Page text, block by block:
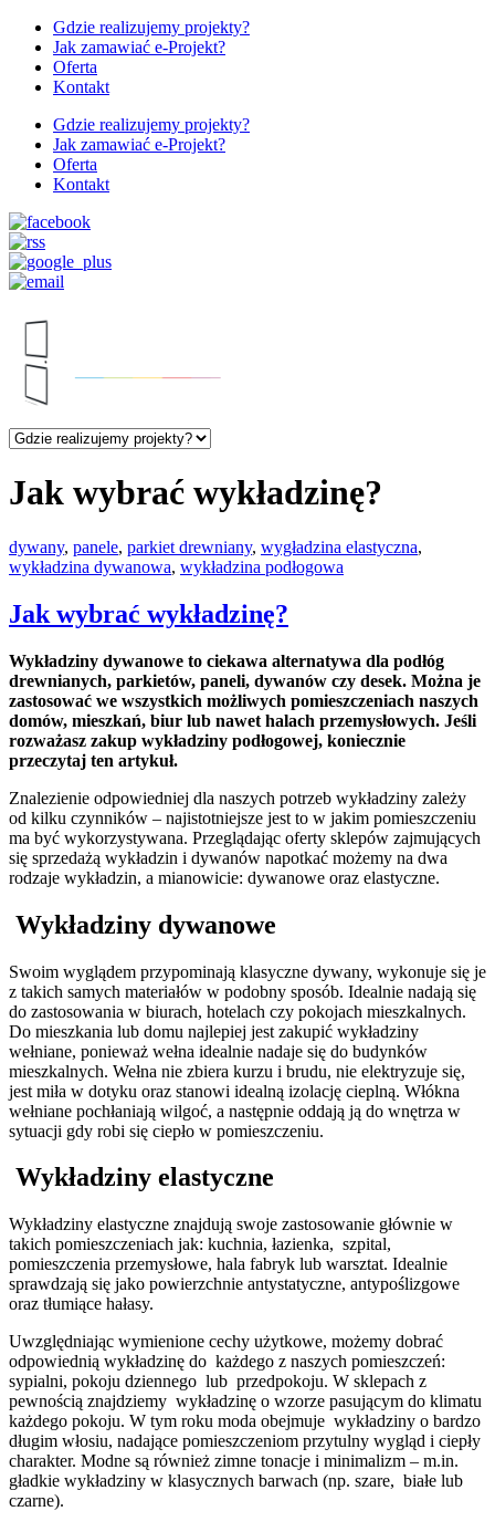
Gdzie realizujemy projekty?
Jak zamawiać e-Projekt?
Oferta
Kontakt
Gdzie realizujemy projekty?
Jak zamawiać e-Projekt?
Oferta
Kontakt
Jak wybrać wykładzinę?
dywany, panele, parkiet drewniany, wygładzina elastyczna,
wykładzina dywanowa, wykładzina podłogowa
Jak wybrać wykładzinę?
Wykładziny dywanowe to ciekawa alternatywa dla podłóg
drewnianych, parkietów, paneli, dywanów czy desek. Można je
zastosować we wszystkich możliwych pomieszczeniach naszych
domów, mieszkań, biur lub nawet halach przemysłowych. Jeśli
rozważasz zakup wykładziny podłogowej, koniecznie
przeczytaj ten artykuł.
Znalezienie odpowiedniej dla naszych potrzeb wykładziny zależy
od kilku czynników – najistotniejsze jest to w jakim pomieszczeniu
ma być wykorzystywana. Przeglądając oferty sklepów zajmujących
się sprzedażą wykładzin i dywanów napotkać możemy na dwa
rodzaje wykładzin, a mianowicie: dywanowe oraz elastyczne.
Wykładziny dywanowe
Swoim wyglądem przypominają klasyczne dywany, wykonuje się je
z takich samych materiałów w podobny sposób. Idealnie nadają się
do zastosowania w biurach, hotelach czy pokojach mieszkalnych.
Do mieszkania lub domu najlepiej jest zakupić wykładziny
wełniane, ponieważ wełna idealnie nadaje się do budynków
mieszkalnych. Wełna nie zbiera kurzu i brudu, nie elektryzuje się,
jest miła w dotyku oraz stanowi idealną izolację cieplną. Włókna
wełniane pochłaniają wilgoć, a następnie oddają ją do wnętrza w
sytuacji gdy robi się ciepło w pomieszczeniu.
Wykładziny elastyczne
Wykładziny elastyczne znajdują swoje zastosowanie głównie w
takich pomieszczeniach jak: kuchnia, łazienka, szpital,
pomieszczenia przemysłowe, hala fabryk lub warsztat. Idealnie
sprawdzają się jako powierzchnie antystatyczne, antypoślizgowe
oraz tłumiące hałasy.
Uwzględniając wymienione cechy użytkowe, możemy dobrać
odpowiednią wykładzinę do każdego z naszych pomieszczeń:
sypialni, pokoju dziennego lub przedpokoju. W sklepach z
pewnością znajdziemy wykładzinę o wzorze pasującym do klimatu
każdego pokoju. W tym roku moda obejmuje wykładziny o bardzo
długim włosiu, nadające pomieszczeniom przytulny wygląd i ciepły
charakter. Modne są również zimne tonacje i minimalizm – m.in.
gładkie wykładziny w klasycznych barwach (np. szare, białe lub
czarne).